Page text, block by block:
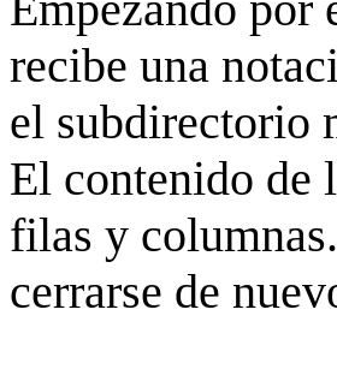
recibe una
el subdirectorio
El contenido de
filas y
cerrarse de